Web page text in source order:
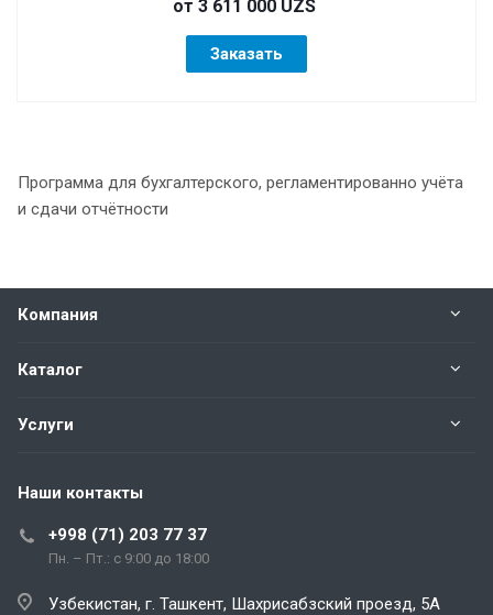
от 3 611 000 UZS
Заказать
Программа для бухгалтерского, регламентированно учёта
и сдачи отчётности
Компания
Каталог
Услуги
Наши контакты
+998 (71) 203 77 37
Пн. – Пт.: с 9:00 до 18:00
Узбекистан, г. Ташкент, Шахрисабзский проезд, 5А